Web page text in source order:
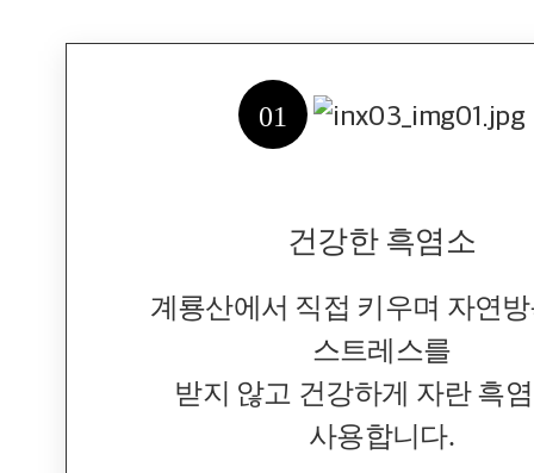
01
건강한 흑염소
계룡산에서 직접 키우며 자연
스트레스를
받지 않고 건강하게 자란 흑
사용합니다.